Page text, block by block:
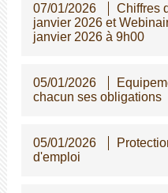
07/01/2026
Chiffres
janvier 2026 et
janvier 2026 à 9h00
05/01/2026
chacun ses obligations
05/01/2026
d'emploi